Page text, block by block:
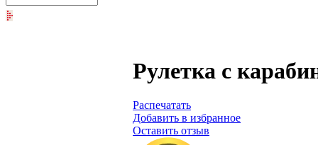
Рулетка с
Распечатать
Добавить в избранное
Оставить отзыв